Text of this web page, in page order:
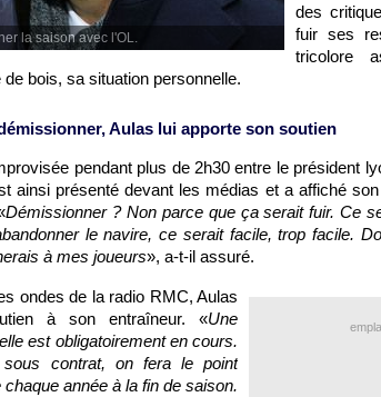
la saison avec l'OL.
des
fuir ses
tricolore
bois, sa situation personnelle.
Aulas lui apporte son soutien
pendant plus de 2h30 entre le président
ainsi présenté devant les médias et a affiché
Démissionner ? Non parce que ça serait fuir. Ce
le navire, ce serait facile, trop facile.
à mes joueurs», a-t-il assuré.
ondes de la radio RMC, Aulas
à son entraîneur. «Une
est obligatoirement en cours.
contrat, on fera le point
année à la fin de saison.